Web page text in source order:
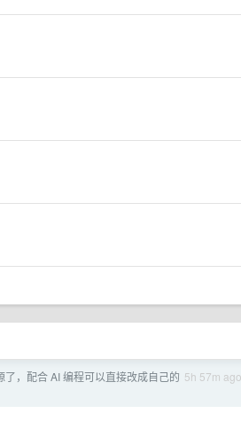
5h 57m ago
，配合 AI 编程可以直接改成自己的